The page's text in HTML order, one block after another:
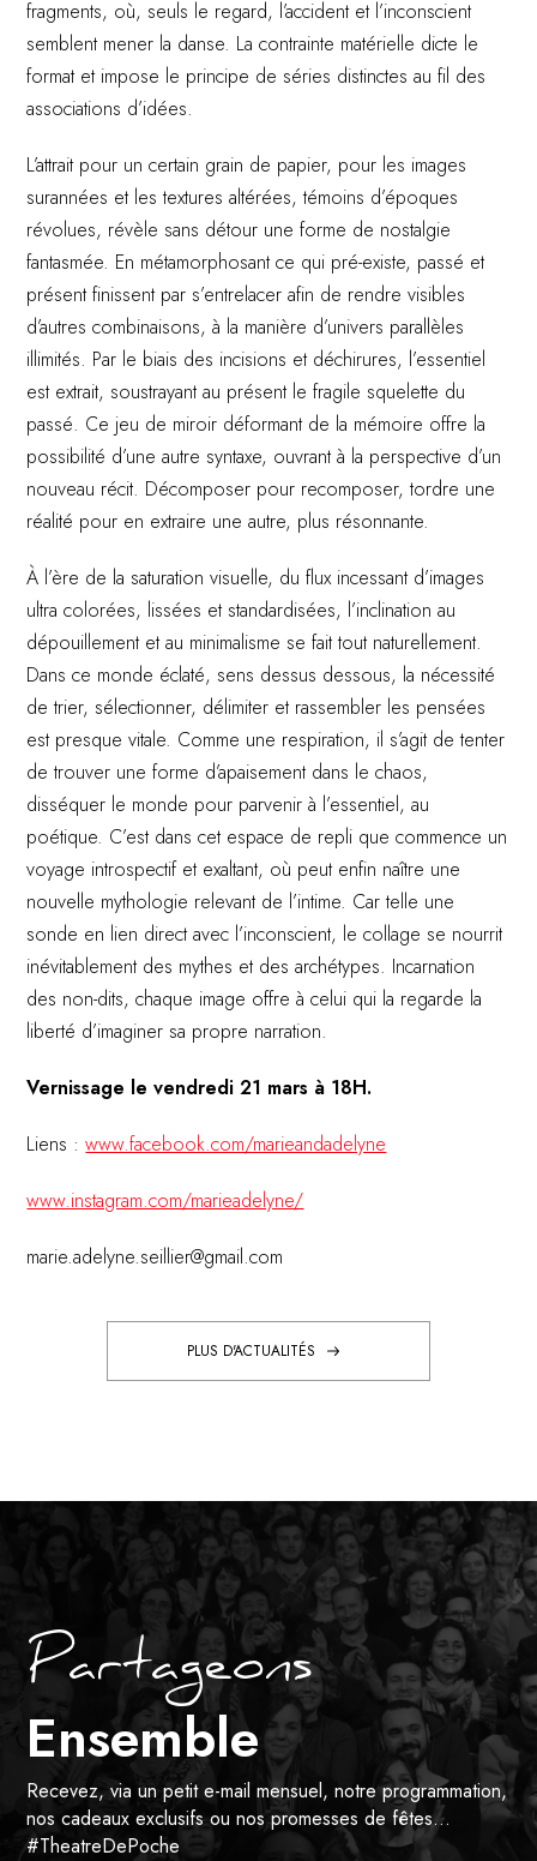
fragments, où, seuls le regard, l’accident et l’inconscient
semblent mener la danse. La contrainte matérielle dicte le
format et impose le principe de séries distinctes au fil des
associations d’idées.
L’attrait pour un certain grain de papier, pour les images
surannées et les textures altérées, témoins d’époques
révolues, révèle sans détour une forme de nostalgie
fantasmée. En métamorphosant ce qui pré-existe, passé et
présent finissent par s’entrelacer afin de rendre visibles
d’autres combinaisons, à la manière d’univers parallèles
illimités. Par le biais des incisions et déchirures, l’essentiel
est extrait, soustrayant au présent le fragile squelette du
passé. Ce jeu de miroir déformant de la mémoire offre la
possibilité d’une autre syntaxe, ouvrant à la perspective d’un
nouveau récit. Décomposer pour recomposer, tordre une
réalité pour en extraire une autre, plus résonnante.
À l’ère de la saturation visuelle, du flux incessant d’images
ultra colorées, lissées et standardisées, l’inclination au
dépouillement et au minimalisme se fait tout naturellement.
Dans ce monde éclaté, sens dessus dessous, la nécessité
de trier, sélectionner, délimiter et rassembler les pensées
est presque vitale. Comme une respiration, il s’agit de tenter
de trouver une forme d’apaisement dans le chaos,
disséquer le monde pour parvenir à l’essentiel, au
poétique. C’est dans cet espace de repli que commence un
voyage introspectif et exaltant, où peut enfin naître une
nouvelle mythologie relevant de l’intime. Car telle une
sonde en lien direct avec l’inconscient, le collage se nourrit
inévitablement des mythes et des archétypes. Incarnation
des non-dits, chaque image offre à celui qui la regarde la
liberté d’imaginer sa propre narration.
Vernissage le vendredi 21 mars à 18H.
Liens :www.facebook.com/marieandadelyne
www.instagram.com/marieadelyne/
marie.adelyne.seillier@gmail.com
PLUS D'ACTUALITÉS
Partageons
Ensemble
Recevez, via un petit e-mail mensuel, notre programmation,
nos cadeaux exclusifs ou nos promesses de fêtes…
#TheatreDePoche